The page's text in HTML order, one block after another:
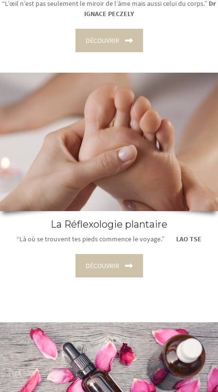
“L’œil n’est pas seulement le miroir de l’âme mais aussi celui du corps.” Dr
IGNACE PECZELY
DÉCOUVRIR
La Réflexologie plantaire
“Là où se trouvent tes pieds commence le voyage.” LAO TSE
DÉCOUVRIR